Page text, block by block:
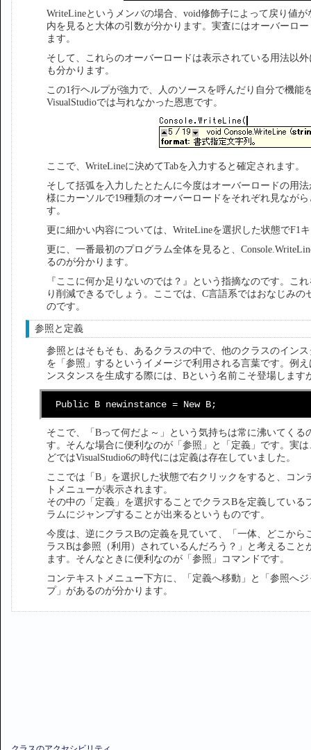
WriteLineというメンバの場合、void修飾子によって戻り値
内を見ると大体の引数が分かります。実査にはオーバーロ
ます。
そして、これらのオーバーロードは表示されている用法以
も分かります。
この1行ヘルプが強力で、人のソースを呼んだり自分で機
VisualStudioでは与れなかった恩恵です。
ここで、WriteLineに決めてTabを入力すると確定されます。
そして括弧を入力したとたんに今度はオーバーロードの用
様にカーソルで19種類のオーバーロードをそれぞれ見なが
す。
更に細かい内容については、WriteLineを選択した状態でF1
更に、一番最初のプログラム全体を見ると、
るのが分かります。
『ここに何か足りないのでは？』という指摘なのです。こ
り削減できるでしょう。ここでは、C言語系ではおなじみ
のです。
参照と定義
参照とはそもそも、あるクラスの中で、他のクラスのイン
を「参照」するというイメージで利用される言葉です。例
ンスタンスを生成する際には、Bという名前こそ登場します
Public B newinstance = New B;
そこで、「Bって何だよ～」という気持ちは常に沸いてくる
す。そんな場合に便利なのが「参照」と「定義」です。実
どではVisualStudio6の時代には定義は存在していました。
ここでは「B」を選択した状態で右クリックをすると、コン
トメニューが表示されます。
その中の「定義」を選択することでクラスBを定義している
ラムにジャンプすることが出来るというものです。
今度は、逆にクラスBの定義を見ていて、「一体、どこから
ラスBは参照（利用）されているんだろう？」と考えること
ます。そんなときに便利なのが「参照」コマンドです。
コンテキストメニュー下方に、「定義へ移動」と「参照へジ
プ」があるのが分かります。